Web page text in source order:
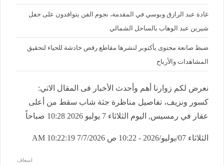
غادة عبد الرازق وبوسي في المقدمة، نجوم الفن يتوافدون على حفل
شيرين عبد الوهاب بالساحل الشمالي
ضبط صانعة محتوى بأكتوبر لنشرها مقاطع رقص خادشة للحياء لتحقيق
المشاهدات والأرباح
نعرض لكم زوارنا أهم وأحدث الأخبار فى المقال الاتي:
كسور ونزيف، تفاصيل مناظرة جثة شاب سقط من أعلى
عقار في رمسيس, اليوم الثلاثاء 7 يوليو 2026 10:28 صباحاً
الثلاثاء 07/يوليو/2026 - 10:22 ص 7/7/2026 10:22:19 AM
اسعاف